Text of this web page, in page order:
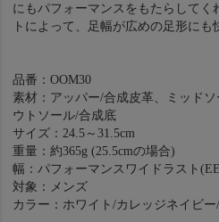
にもパフォーマンスをもたらしてく
トによって、足幅が広めの足形にも
品番：OOM30
素材：アッパー/合成皮革、ミッド
ウトソール/合成底
サイズ：24.5～31.5cm
重量：約365g (25.5cmの場合)
幅：パフォーマンスワイドラスト
対象：メンズ
カラー：ホワイト/カレッジネイビ